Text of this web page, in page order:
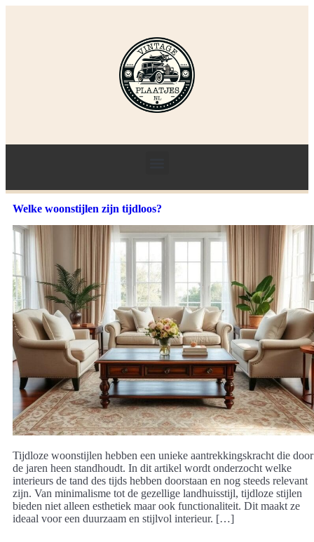
Welke woonstijlen zijn tijdloos?
Tijdloze woonstijlen hebben een unieke aantrekkingskracht die door
de jaren heen standhoudt. In dit artikel wordt onderzocht welke
interieurs de tand des tijds hebben doorstaan en nog steeds relevant
zijn. Van minimalisme tot de gezellige landhuisstijl, tijdloze stijlen
bieden niet alleen esthetiek maar ook functionaliteit. Dit maakt ze
ideaal voor een duurzaam en stijlvol interieur. […]